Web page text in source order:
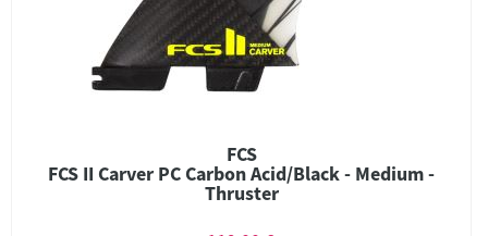
FCS
FCS II Carver PC Carbon Acid/Black - Medium -
Thruster